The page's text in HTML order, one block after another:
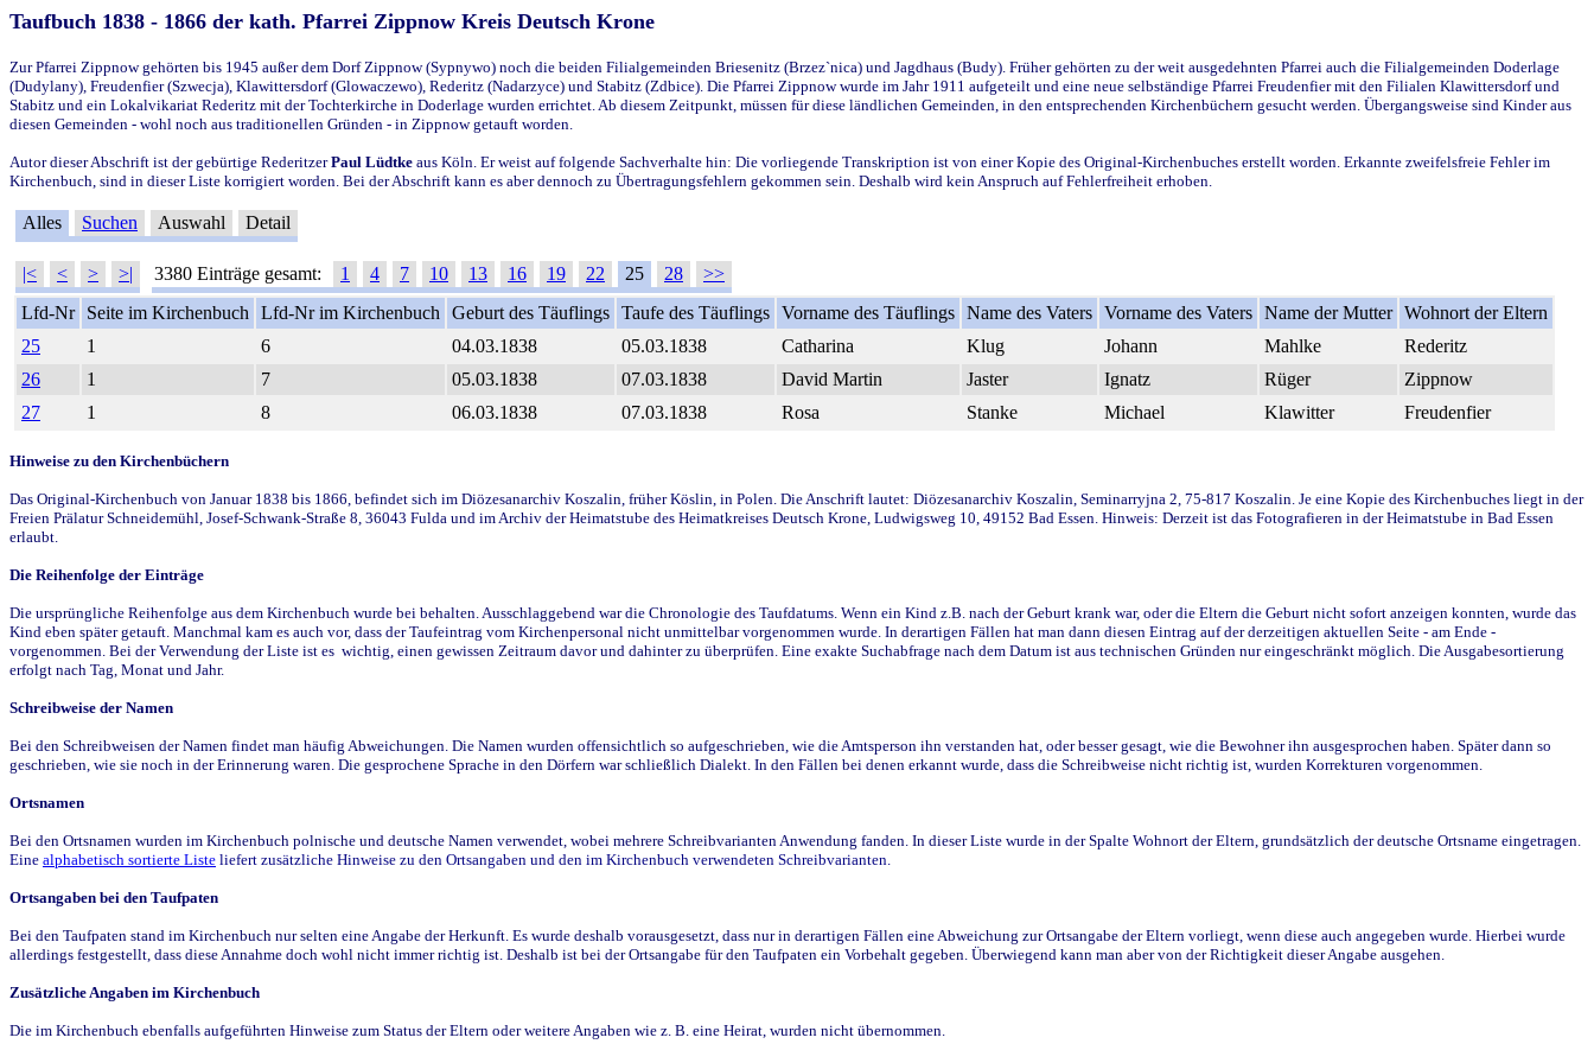
Taufbuch 1838 - 1866 der kath. Pfarrei Zippnow Kreis Deutsch Krone
Zur Pfarrei Zippnow gehörten bis 1945 außer dem Dorf Zippnow (Sypnywo) noch die beiden Filialgemeinden Briesenitz (Brzez`nica) und Jagdhaus (Budy). Früher gehörten zu der weit ausgedehnten Pfarrei auch die Filialgemeinden Doderlage
(Dudylany), Freudenfier (Szwecja), Klawittersdorf (Glowaczewo), Rederitz (Nadarzyce) und Stabitz (Zdbice). Die Pfarrei Zippnow wurde im Jahr 1911 aufgeteilt und eine neue selbständige Pfarrei Freudenfier mit den Filialen Klawittersdorf und
Stabitz und ein Lokalvikariat Rederitz mit der Tochterkirche in Doderlage wurden errichtet. Ab diesem Zeitpunkt, müssen für diese ländlichen Gemeinden, in den entsprechenden Kirchenbüchern gesucht werden. Übergangsweise sind Kinder aus
diesen Gemeinden - wohl noch aus traditionellen Gründen - in Zippnow getauft worden.
Autor dieser Abschrift ist der gebürtige RederitzerPaul Lüdtke aus Köln. Er weist auf folgende Sachverhalte hin: Die vorliegende Transkription ist von einer Kopie des Original-Kirchenbuches erstellt worden. Erkannte zweifelsfreie Fehler im
Kirchenbuch, sind in dieser Liste korrigiert worden. Bei der Abschrift kann es aber dennoch zu Übertragungsfehlern gekommen sein. Deshalb wird kein Anspruch auf Fehlerfreiheit erhoben.
Alles Suchen Auswahl Detail
|< < > >| 3380 Einträge gesamt: 1 4 7 10 13 16 19 22 25 28
>>
Lfd-Nr
Seite im Kirchenbuch Lfd-Nr im Kirchenbuch Geburt des Täuflings Taufe des Täuflings Vorname des Täuflings Name des Vaters Vorname des Vaters Name der Mutter Wohnort der Eltern
25
1 6 04.03.1838 05.03.1838 Catharina Klug Johann Mahlke
Rederitz
26
1 7 05.03.1838 07.03.1838 David Martin Jaster Ignatz Rüger
Zippnow
27
1 8 06.03.1838 07.03.1838 Rosa Stanke Michael Klawitter Freudenfier
Hinweise zu den Kirchenbüchern
Das Original-Kirchenbuch von Januar 1838 bis 1866, befindet sich im Diözesanarchiv Koszalin, früher Köslin, in Polen. Die Anschrift lautet: Diözesanarchiv Koszalin, Seminarryjna 2, 75-817 Koszalin. Je eine Kopie des Kirchenbuches liegt in der
Freien Prälatur Schneidemühl, Josef-Schwank-Straße 8, 36043 Fulda und im Archiv der Heimatstube des Heimatkreises Deutsch Krone, Ludwigsweg 10, 49152 Bad Essen. Hinweis: Derzeit ist das Fotografieren in der Heimatstube in Bad Essen
erlaubt.
Die Reihenfolge der Einträge
Die ursprüngliche Reihenfolge aus dem Kirchenbuch wurde bei behalten. Ausschlaggebend war die Chronologie des Taufdatums. Wenn ein Kind z.B. nach der Geburt krank war, oder die Eltern die Geburt nicht sofort anzeigen konnten, wurde das
Kind eben später getauft. Manchmal kam es auch vor, dass der Taufeintrag vom Kirchenpersonal nicht unmittelbar vorgenommen wurde. In derartigen Fällen hat man dann diesen Eintrag auf der derzeitigen aktuellen Seite - am Ende -
vorgenommen. Bei der Verwendung der Liste ist es wichtig, einen gewissen Zeitraum davor und dahinter zu überprüfen. Eine exakte Suchabfrage nach dem Datum ist aus technischen Gründen nur eingeschränkt möglich. Die Ausgabesortierung
erfolgt nach Tag, Monat und Jahr.
Schreibweise der Namen
Bei den Schreibweisen der Namen findet man häufig Abweichungen. Die Namen wurden offensichtlich so aufgeschrieben, wie die Amtsperson ihn verstanden hat, oder besser gesagt, wie die Bewohner ihn ausgesprochen haben. Später dann so
geschrieben, wie sie noch in der Erinnerung waren. Die gesprochene Sprache in den Dörfern war schließlich Dialekt. In den Fällen bei denen erkannt wurde, dass die Schreibweise nicht richtig ist, wurden Korrekturen vorgenommen.
Ortsnamen
Bei den Ortsnamen wurden im Kirchenbuch polnische und deutsche Namen verwendet, wobei mehrere Schreibvarianten Anwendung fanden. In dieser Liste wurde in der Spalte Wohnort der Eltern, grundsätzlich der deutsche Ortsname eingetragen.
Eine alphabetisch sortierte Liste liefert zusätzliche Hinweise zu den Ortsangaben und den im Kirchenbuch verwendeten Schreibvarianten.
Ortsangaben bei den Taufpaten
Bei den Taufpaten stand im Kirchenbuch nur selten eine Angabe der Herkunft. Es wurde deshalb vorausgesetzt, dass nur in derartigen Fällen eine Abweichung zur Ortsangabe der Eltern vorliegt, wenn diese auch angegeben wurde. Hierbei wurde
allerdings festgestellt, dass diese Annahme doch wohl nicht immer richtig ist. Deshalb ist bei der Ortsangabe für den Taufpaten ein Vorbehalt gegeben. Überwiegend kann man aber von der Richtigkeit dieser Angabe ausgehen.
Zusätzliche Angaben im Kirchenbuch
Die im Kirchenbuch ebenfalls aufgeführten Hinweise zum Status der Eltern oder weitere Angaben wie z. B. eine Heirat, wurden nicht übernommen.